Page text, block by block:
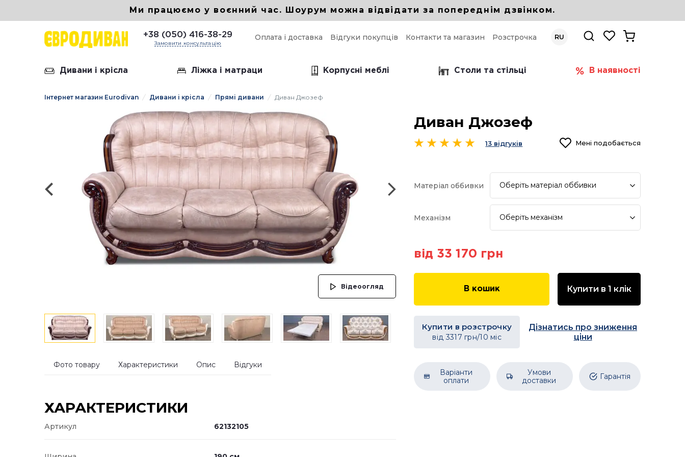
Ми працюємо у воєнний час. Шоурум можна відвідати за попереднім дзвінком.
+38 (050) 416-38-29
Замовити консультацію
Оплата і доставка Відгуки покупців Контакти та магазин Розстрочка RU
Дивани і крісла
Диван прямий для кухні
Диван прямий в вітальню
Диван прямий Еврокнижка
Ліжка і матраци Корпусні меблі Столи та стільці В наявності
Інтернет магазин Eurodivan Дивани і крісла Прямі дивани Диван Джозеф
Відеоогляд
Фото товару Характеристики Опис Відгуки
ХАРАКТЕРИСТИКИ
Артикул 62132105
Диван Джозеф
13 відгуків Мені подобається
Матеріал оббивки Оберіть матеріал оббивки
Механізм Оберіть механізм
від 33 170 грн
В кошик Купити в 1 клік
Купити в розстрочку
від3317 грн/10 міс
Дізнатись про зниження
ціни
Варіанти
оплати
Умови
доставки
Гарантія